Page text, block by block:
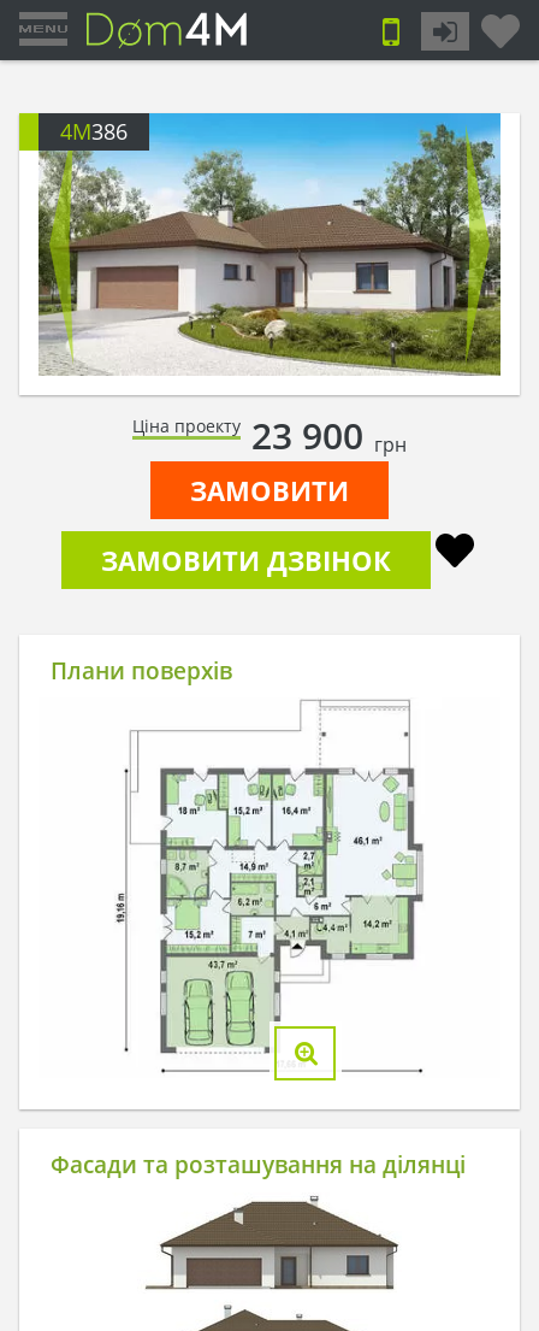
4M386
Ціна проекту 23 900 грн
ЗАМОВИТИ
ЗАМОВИТИ ДЗВІНОК
Плани поверхів
Фасади та розташування на ділянці